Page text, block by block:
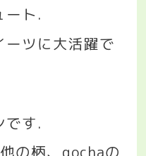
ート.
ツに大活躍で
です.